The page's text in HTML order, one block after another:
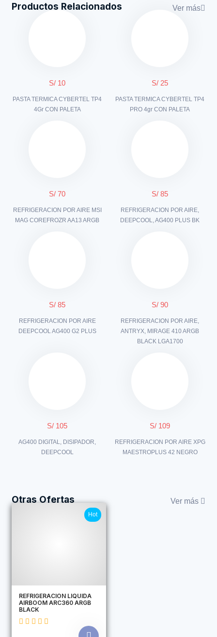
Productos Relacionados Ver más
S/ 10
PASTA TERMICA CYBERTEL TP4
4Gr CON PALETA
S/ 25
PASTA TERMICA CYBERTEL TP4
PRO 4gr CON PALETA
S/ 70
REFRIGERACION POR AIRE MSI
MAG COREFROZR AA13 ARGB
S/ 85
REFRIGERACION POR AIRE,
DEEPCOOL, AG400 PLUS BK
S/ 85
REFRIGERACION POR AIRE
DEEPCOOL AG400 G2 PLUS
S/ 90
REFRIGERACION POR AIRE,
ANTRYX, MIRAGE 410 ARGB
BLACK LGA1700
S/ 105
AG400 DIGITAL, DISIPADOR,
DEEPCOOL
S/ 109
REFRIGERACION POR AIRE XPG
MAESTROPLUS 42 NEGRO
Otras Ofertas Ver más
Hot
REFRIGERACION LIQUIDA
AIRBOOM ARC360 ARGB
BLACK